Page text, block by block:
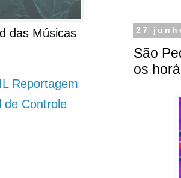
27
São
os
das Músicas
Reportagem
de Controle